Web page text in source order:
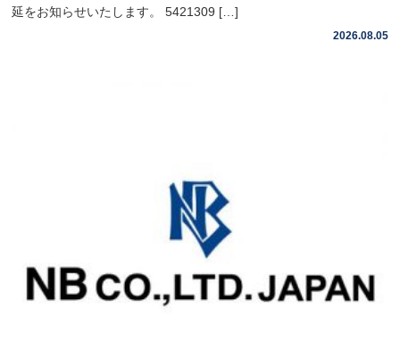
延をお知らせいたします。 5421309 […]
2026.08.05